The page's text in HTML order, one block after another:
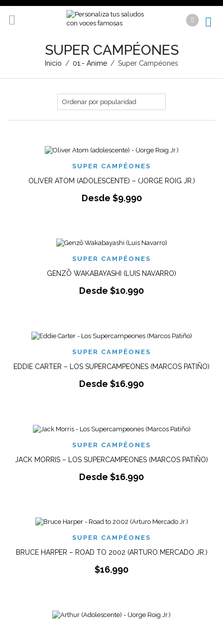
SUPER CAMPÉONES
Inicio / 01.- Anime / Super Campéones
SUPER CAMPÉONES
OLIVER ATOM (ADOLESCENTE) – (JORGE ROIG JR.)
Desde $9.990
SUPER CAMPÉONES
GENZŌ WAKABAYASHI (LUIS NAVARRO)
Desde $10.990
SUPER CAMPÉONES
EDDIE CARTER – LOS SUPERCAMPEONES (MARCOS PATIÑO)
Desde $16.990
SUPER CAMPÉONES
JACK MORRIS – LOS SUPERCAMPEONES (MARCOS PATIÑO)
Desde $16.990
SUPER CAMPÉONES
BRUCE HARPER – ROAD TO 2002 (ARTURO MERCADO JR.)
$16.990